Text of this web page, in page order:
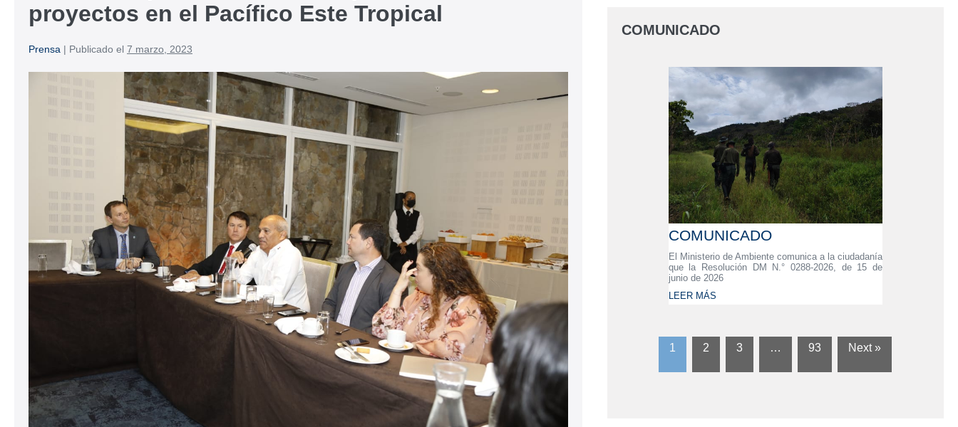
proyectos en el Pacífico Este Tropical
Prensa | Publicado el 7 marzo, 2023
COMUNICADO
COMUNICADO
El Ministerio de Ambiente comunica a la ciudadanía
que la Resolución DM N.° 0288-2026, de 15 de
junio de 2026
LEER MÁS
1 2 3 … 93 Next »